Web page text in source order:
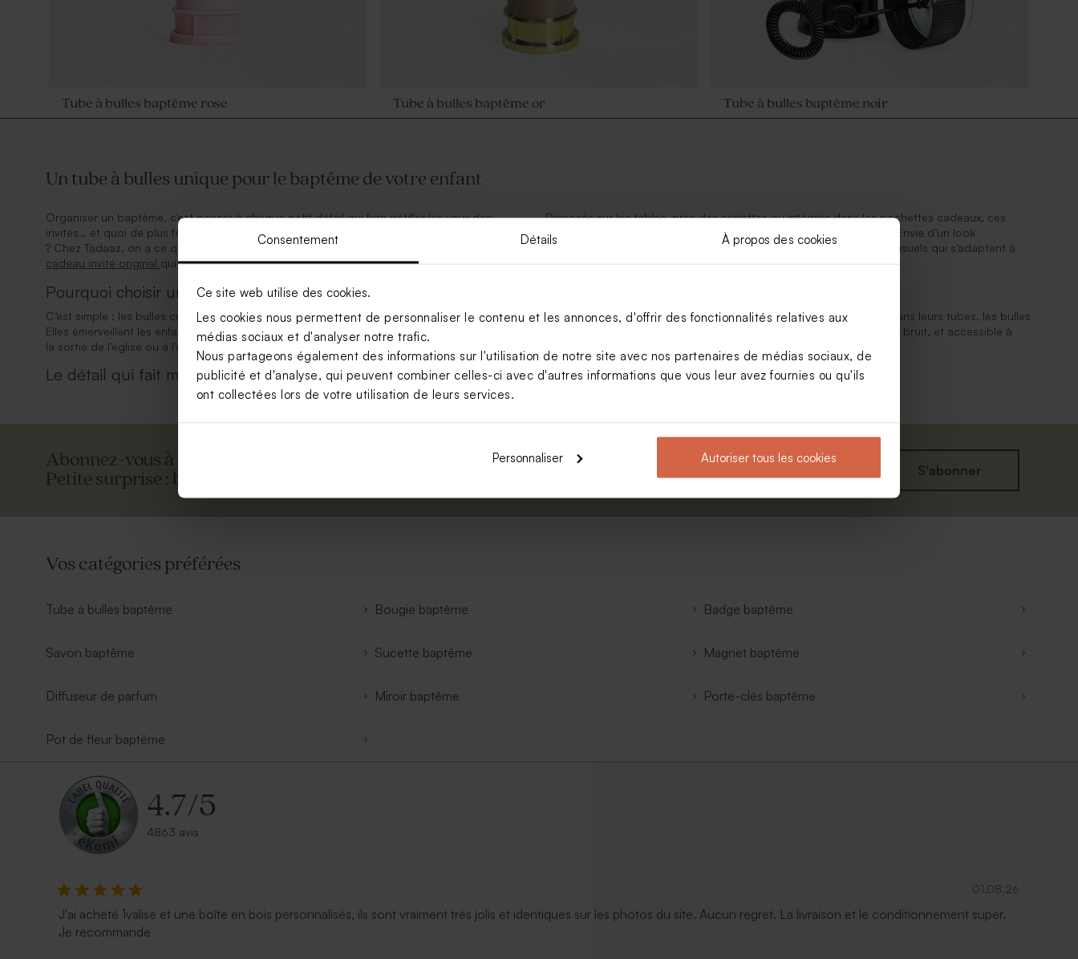
Consentement Détails À propos des cookies
Ce site web utilise des cookies.
Les cookies nous permettent de personnaliser le contenu et les annonces, d'offrir des fonctionnalités relatives aux
médias sociaux et d'analyser notre trafic.
Nous partageons également des informations sur l'utilisation de notre site avec nos partenaires de médias sociaux, de
publicité et d'analyse, qui peuvent combiner celles-ci avec d'autres informations que vous leur avez fournies ou qu'ils
ont collectées lors de votre utilisation de leurs services.
Personnaliser Autoriser tous les cookies
Tube à bulles baptême rose Tube à bulles baptême or Tube à bulles baptême noir
Un tube à bulles unique pour le baptême de votre enfant
Organiser un baptême, c’est penser à chaque petit détail qui fera pétiller les yeux des
invités… et quoi de plus féerique que des bulles flottant dans l’air pendant ce moment unique
? Chez Tadaaz, on a ce qu’il vous faut : le tube à bulle baptême personnalisé, un petit
cadeau invité original qui fait toute la différence.
Pourquoi choisir un tube à bulle pour un baptême ?
C’est simple : les bulles créent une ambiance légère, festive, et tellement photogénique !
Elles émerveillent les enfants, amusent les adultes, et apportent une atmosphère joyeuse dès
la sortie de l’église ou à l’arrivée à la réception.
Le détail qui fait mouche sur votre table de baptême
Disposés sur les tables, près des assiettes ou intégrés dans les pochettes cadeaux, ces
tubes à bulles deviennent aussi un élément de déco à part entière. Envie d’un look
champêtre, romantique ou moderne ? Nos designers ont créé des visuels qui s’adaptent à
Au moment des photos ou pendant le goûter, les invités soufflent dans leurs tubes, les bulles
s’envolent… et l’instant devient magique. Une animation douce, sans bruit, et accessible à
Abonnez-vous à la newsletter et restez informé.
Petite surprise : bénéficiez de 5% de réduction.
E-mail
S'abonner
Vos catégories préférées
Tube à bulles baptême Bougie baptême Badge baptême
Savon baptême Sucette baptême Magnet baptême
Diffuseur de parfum Miroir baptême Porte-clés baptême
Pot de fleur baptême
4.7/5
4863 avis
01.08.26
J'ai acheté 1valise et une boîte en bois personnalisés, ils sont vraiment très jolis et identiques sur les photos du site. Aucun regret. La livraison et le conditionnement super.
Je recommande